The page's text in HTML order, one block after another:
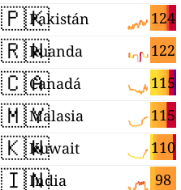
🇵🇰 124
Pakistán
🇷🇼 122
Ruanda
🇨🇦 115
Canadá
🇲🇾 115
Malasia
🇰🇼 110
Kuwait
🇮🇳 98
India